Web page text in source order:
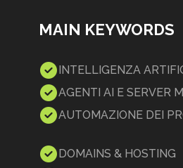
MAIN KEYWORDS
INTELLIGENZA
AGENTI AI E SERVER
AUTOMAZIONE DEI
DOMAINS & HOSTING